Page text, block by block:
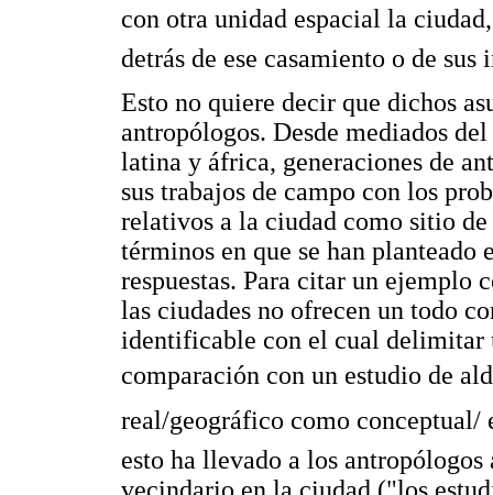
con otra unidad espacial la
detrás de ese casamiento o de
Esto no quiere decir que dichos
antropólogos. Desde mediados
latina y áfrica, generaciones de
sus trabajos de campo con los
relativos a la ciudad como sitio
términos en que se han
respuestas. Para citar un ejemplo
las ciudades no ofrecen un todo
identificable con el cual delimitar
comparación con un estudio de
real/geográfico como conceptual/
esto ha llevado a los